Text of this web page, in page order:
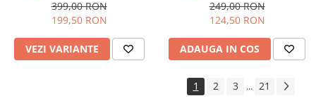
399,00 RON
199,50 RON
VEZI VARIANTE
249,00 RON
124,50 RON
ADAUGA IN COS
1 2 3 ... 21